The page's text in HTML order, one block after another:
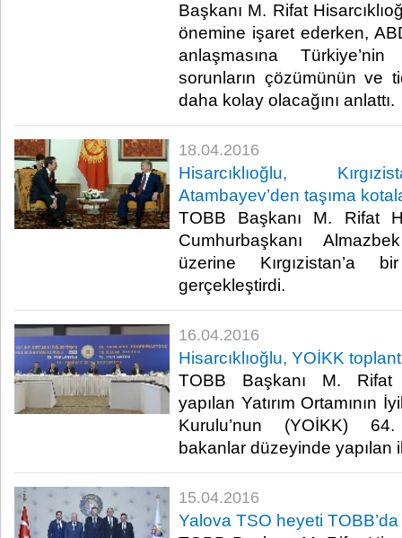
Başkanı M. Rifat
önemine işaret ederken,
anlaşmasına
sorunların çözümünün ve
daha kolay olacağını anlattı.​
18.04.2016
Hisarcıklıoğlu,
Atambayev’den taşıma
TOBB Başkanı M. Rifat
Cumhurbaşkanı
üzerine Kırgızistan’a
gerçekleştirdi.​
16.04.2016
Hisarcıklıoğlu, YOİKK
TOBB Başkanı M. Rifat
yapılan Yatırım Ortamının
Kurulu’nun (YOİKK)
bakanlar düzeyinde yapılan
15.04.2016
Yalova TSO heyeti TOBB’da